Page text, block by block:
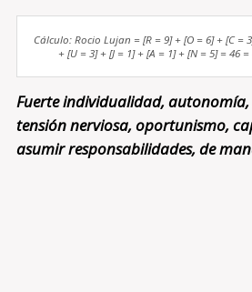
Cálculo: Rocio Lujan = [R = 9] + [O = 6] + [C =
+ [U = 3] + [J = 1] + [A = 1] + [N = 5] = 46
Fuerte individualidad,
tensión nerviosa, oportunismo,
asumir responsabilidades, de